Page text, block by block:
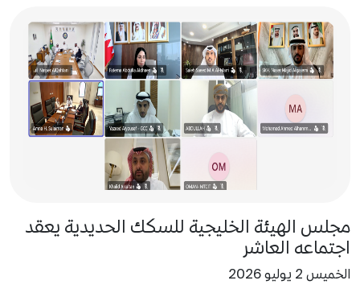
مجلس الهيئة الخليجية للسكك الحديدية يعقد
اجتماعه العاشر
الخميس 2 يوليو 2026